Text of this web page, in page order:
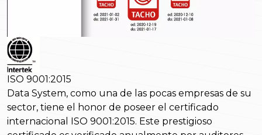
ISO 9001:2015
Data System, como una de las pocas empresas de su
sector, tiene el honor de poseer el certificado
internacional ISO 9001:2015. Este prestigioso